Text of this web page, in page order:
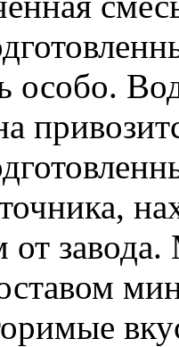
особо.
завода.